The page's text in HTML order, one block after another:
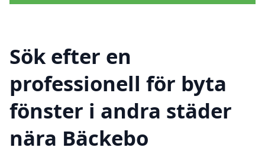
Sök efter en
professionell för byta
fönster i andra städer
nära Bäckebo